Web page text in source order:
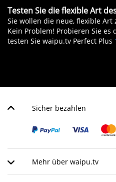
Testen Sie die flexible Art
Sie wollen die neue, flexible Art
Kein Problem! Probieren Sie
testen Sie waipu.tv Perfect Plus
Sicher bezahlen
Mehr über waipu.tv